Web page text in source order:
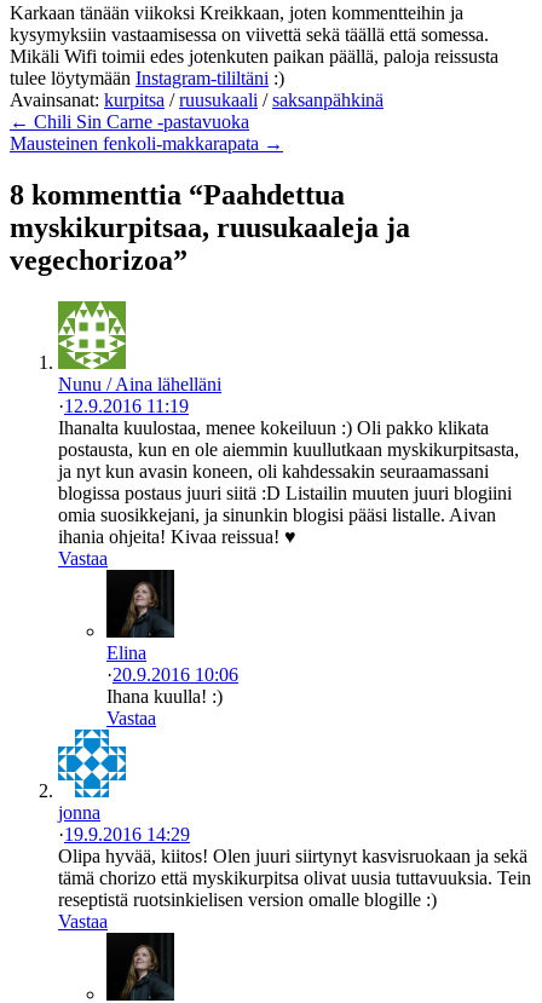
Karkaan tänään viikoksi Kreikkaan, joten kommentteihin ja
kysymyksiin vastaamisessa on viivettä sekä täällä että somessa.
Mikäli Wifi toimii edes jotenkuten paikan päällä, paloja reissusta
tulee löytymään Instagram-tililtäni :)
Avainsanat: kurpitsa /ruusukaali /saksanpähkinä
← Chili Sin Carne -pastavuoka
Mausteinen fenkoli-makkarapata →
8 kommenttia “Paahdettua
myskikurpitsaa, ruusukaaleja ja
vegechorizoa”
Nunu / Aina lähelläni
·12.9.2016 11:19
Ihanalta kuulostaa, menee kokeiluun :) Oli pakko klikata
postausta, kun en ole aiemmin kuullutkaan myskikurpitsasta,
ja nyt kun avasin koneen, oli kahdessakin seuraamassani
blogissa postaus juuri siitä :D Listailin muuten juuri blogiini
omia suosikkejani, ja sinunkin blogisi pääsi listalle. Aivan
ihania ohjeita! Kivaa reissua! ♥
Vastaa
Elina
·20.9.2016 10:06
Ihana kuulla! :)
Vastaa
jonna
·19.9.2016 14:29
Olipa hyvää, kiitos! Olen juuri siirtynyt kasvisruokaan ja sekä
tämä chorizo että myskikurpitsa olivat uusia tuttavuuksia. Tein
reseptistä ruotsinkielisen version omalle blogille :)
Vastaa